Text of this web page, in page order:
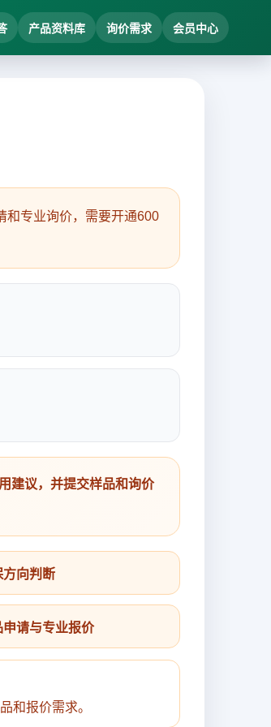
产品资料库 询价需求 会员中心
和专业询价，需要开通600
建议，并提交样品和询价
向判断
与专业报价
和报价需求。